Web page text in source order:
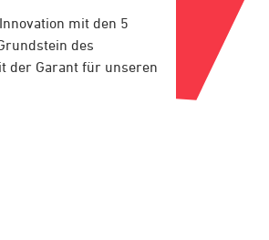
mit den 5
des
der Garant für unseren